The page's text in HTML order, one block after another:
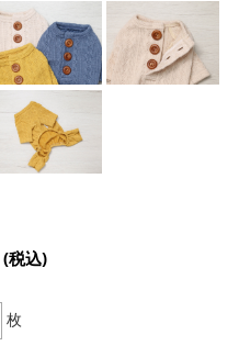
(税込)
枚